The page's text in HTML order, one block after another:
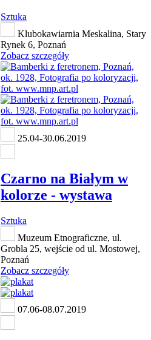
Sztuka
Klubokawiarnia Meskalina, Stary
Rynek 6, Poznań
Zobacz szczegóły
25.04-30.06.2019
Czarno na Białym w
kolorze - wystawa
Sztuka
Muzeum Etnograficzne, ul.
Grobla 25, wejście od ul. Mostowej,
Poznań
Zobacz szczegóły
07.06-08.07.2019